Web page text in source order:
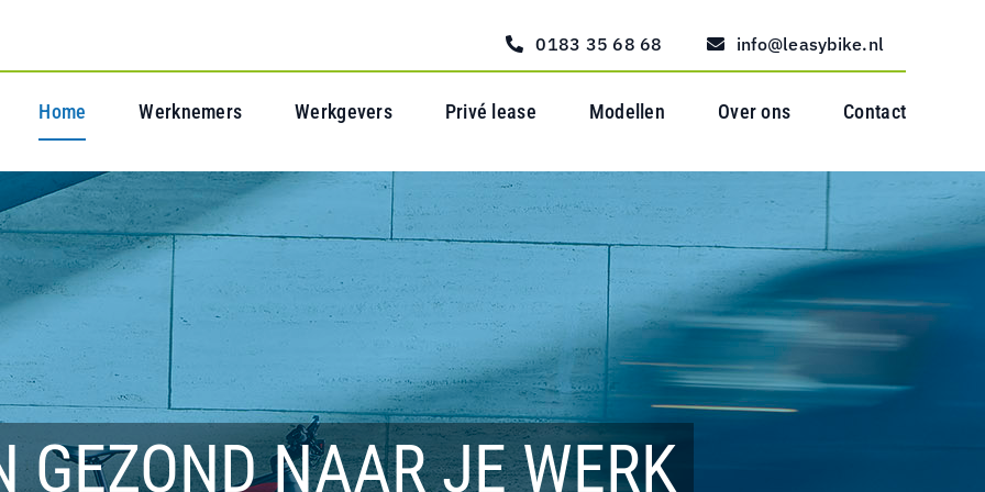
0183 35 68 68 info@leasybike.nl
Home Werknemers Werkgevers Privé lease Modellen Over ons Contact
GEZOND NAAR JE WERK